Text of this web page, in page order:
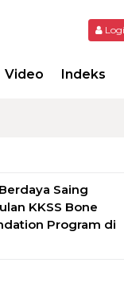
Video Indeks
Saing
KKSS Bone
Program di